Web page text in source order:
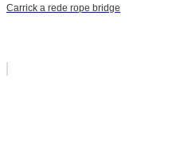
Carrick a rede rope bridge